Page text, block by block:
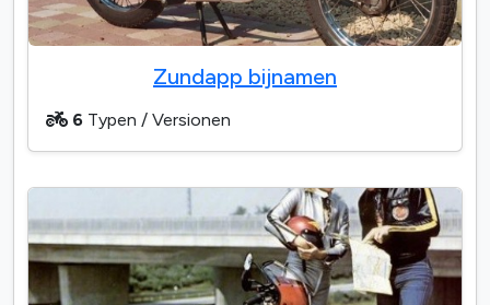
Zundapp bijnamen
6 Typen / Versionen